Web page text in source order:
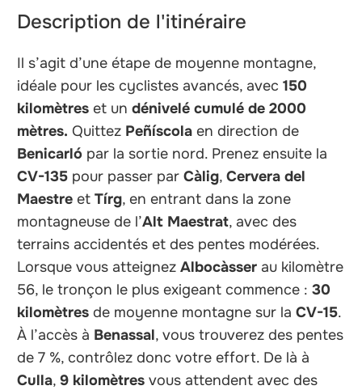
Description de l'itinéraire
Il s’agit d’une étape de moyenne montagne,
idéale pour les cyclistes avancés, avec150
kilomètres et undénivelé cumulé de 2000
mètres. Quittez Peñíscola en direction de
Benicarló par la sortie nord. Prenez ensuite la
CV-135 pour passer parCàlig,Cervera del
Maestre etTírg, en entrant dans la zone
montagneuse de l’Alt Maestrat, avec des
terrains accidentés et des pentes modérées.
Lorsque vous atteignezAlbocàsser au kilomètre
56, le tronçon le plus exigeant commence :30
kilomètres de moyenne montagne sur laCV-15.
À l’accès à Benassal, vous trouverez des pentes
de 7 %, contrôlez donc votre effort. De là à
Culla,9 kilomètres vous attendent avec des